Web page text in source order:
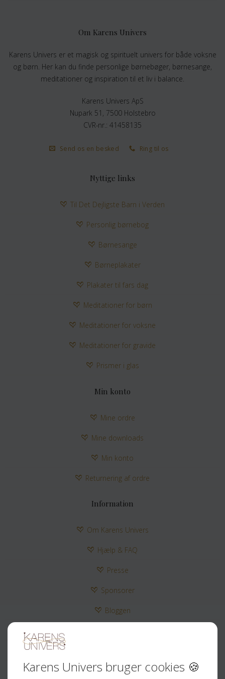
Om Karens Univers
Karens Univers er et magisk og spirituelt univers for både voksne
og børn. Her kan du finde personlige børnebøger, børnesange,
meditationer og inspiration til et liv i balance.
Karens Univers ApS
Nupark 51, 7500 Holstebro
CVR-nr.: 41458135
Send os en besked Ring til os
Nyttige links
Til Det Dejligste Barn i Verden
Personlig børnebog
Børnesange
Børneplakater
Plakater til fars dag
Meditationer for børn
Meditationer for voksne
Meditationer for gravide
Prismer i glas
Min konto
Mine ordre
Mine downloads
Min konto
Returnering af ordre
Information
Om Karens Univers
Hjælp & FAQ
Presse
Sponsorer
Bloggen
Sociale medier